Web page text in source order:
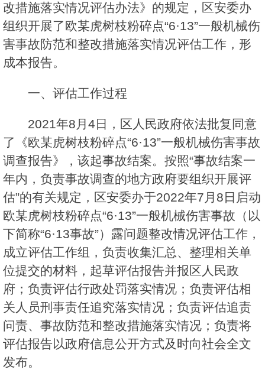
改措施落实情况评估办法》的规定，区安委办
组织开展了欧某虎树枝粉碎点“6·13”一般机械伤
害事故防范和整改措施落实情况评估工作，形
成本报告。
一、评估工作过程
2021年8月4日，区人民政府依法批复同意
了《欧某虎树枝粉碎点“6·13”一般机械伤害事故
调查报告》，该起事故结案。按照“事故结案一
年内，负责事故调查的地方政府要组织开展评
估”的有关规定，区安委办于2022年7月8日启动
欧某虎树枝粉碎点“6·13”一般机械伤害事故（以
下简称“6·13事故”）露问题整改情况评估工作，
成立评估工作组，负责收集汇总、整理相关单
位提交的材料，起草评估报告并报区人民政
府；负责评估行政处罚落实情况；负责评估相
关人员刑事责任追究落实情况；负责评估追责
问责、事故防范和整改措施落实情况；负责将
评估报告以政府信息公开方式及时向社会全文
发布。